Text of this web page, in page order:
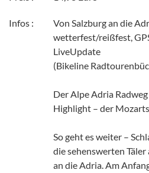
Infos :
Von Salzburg an die
wetterfest/reißfest,
LiveUpdate
(Bikeline
Der Alpe Adria
Highlight – der
So geht es weiter –
die sehenswerten
an die Adria. Am